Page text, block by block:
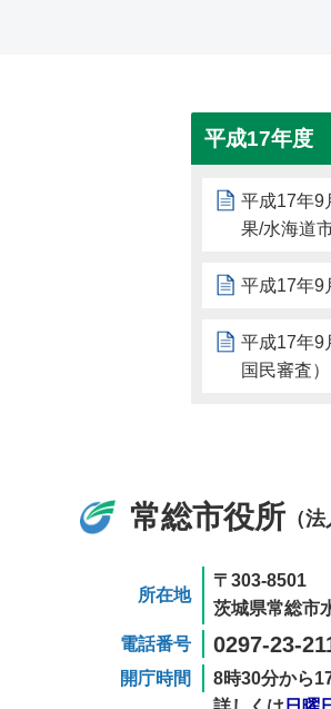
平成17年度
平成17年9
果/水海道
平成17年9
平成17年9
国民審査
常総市役所 （
所在地
〒303-8501
茨城県常総市
電話番号
0297-23-
開庁時間
8時30分から